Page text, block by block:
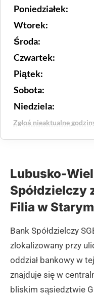
Poniedziałek:
Wtorek:
Środa:
Czwartek:
Piątek:
Sobota:
Niedziela:
Zgłoś nieaktualne
Lubusko-
Spółdzielczy
Filia w
Bank Spółdzielczy
zlokalizowany przy
oddział bankowy w
znajduje się w
bliskim sąsiedztwie